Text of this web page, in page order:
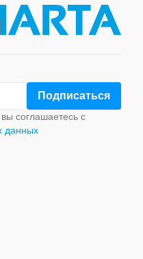
соглашаетесь с
данных